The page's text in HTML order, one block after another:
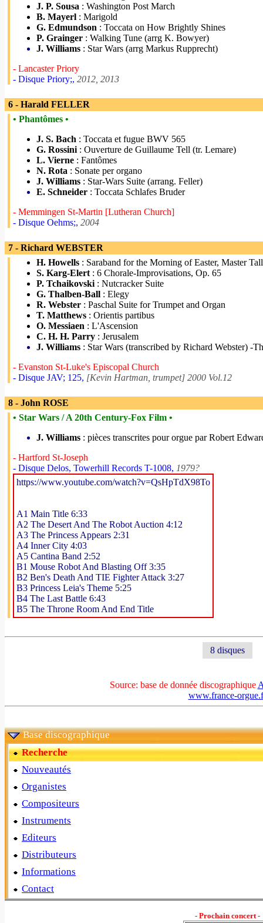
J. P. Sousa : Washington Post March
B. Mayerl : Marigold
G. Edmundson : Toccata on How Brightly Shines
P. Grainger : Walking Tune (arrg K. Bowyer)
J. Williams : Star Wars (arrg Markus Rupprecht)
- Lancaster Priory
- Disque Priory;, 2012, 2013
6 - Harald FELLER
• Phantômes •
J. S. Bach : Toccata et fugue BWV 565
G. Rossini : Ouverture de Guillaume Tell (tr. Lemare)
L. Vierne : Fantômes
N. Rota : Sonate per organo
J. Williams : Star-Wars Suite (arrang. Feller)
E. Schneider : Toccata Schlafes Bruder
- Memmingen St-Martin [Lutheran Church]
- Disque Oehms;, 2004
7 - Richard WEBSTER
H. Howells : Saraband for the Morning of Easter, Master
S. Karg-Elert : 6 Chorale-Improvisations, Op. 65
P. Tchaikovski : Nutcracker Suite
G. Thalben-Ball : Elegy
R. Webster : Paschal Suite for Trumpet and Organ
T. Matthews : Orientis partibus
O. Messiaen : L'Ascension
C. H. H. Parry : Jerusalem
J. Williams : Star Wars (transcribed by Richard Webster) -
- Evanston St-Luke's Episcopal Church
- Disque JAV; 125, [Kevin Hartman, trumpet] 2000 Vol.12
8 - John ROSE
• Star Wars / A 20th Century-Fox Film •
J. Williams : pièces transcrites pour orgue par Robert
- Hartford St-Joseph
- Disque Delos, Towerhill Records T-1008, 1979?
https://www.youtube.com/watch?v=QsHpTdX98To
A1 Main Title 6:33
A2 The Desert And The Robot Auction 4:12
A3 The Princess Appears 2:31
A4 Inner City 4:03
A5 Cantina Band 2:52
B1 Mouse Robot And Blasting Off 3:35
B2 Ben's Death And TIE Fighter Attack 3:27
B3 Princess Leia's Theme 5:25
B4 The Last Battle 6:43
B5 The Throne Room And End Title
8 disques
Source: base de donnée discographique
www.france-
Base discographique
Recherche
Nouveautés
Organistes
Compositeurs
Instruments
Editeurs
Distributeurs
Informations
Contact
- Prochain concert -